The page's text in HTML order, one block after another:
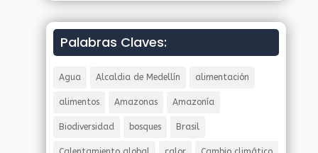
Palabras Claves:
Agua Alcaldia de Medellín alimentación
alimentos Amazonas Amazonía
Biodiversidad bosques Brasil